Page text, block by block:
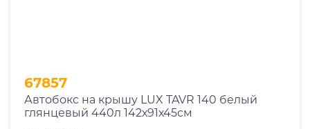
67857
Автобокс на крышу LUX TAVR 140 белый
глянцевый 440л 142х91х45см